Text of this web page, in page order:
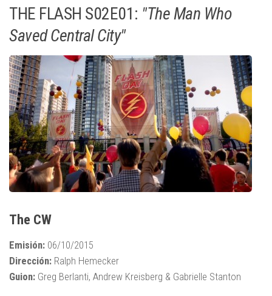
THE FLASH S02E01: "The Man Who
Saved Central City"
The CW
Emisión: 06/10/2015
Dirección: Ralph Hemecker
Guion: Greg Berlanti, Andrew Kreisberg & Gabrielle Stanton